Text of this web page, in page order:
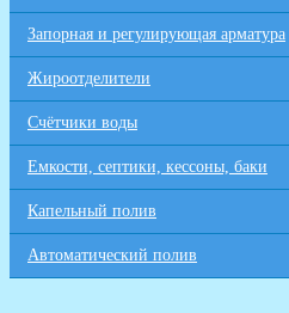
Запорная и регулирующая арматура
Жироотделители
Счётчики воды
Емкости, септики, кессоны, баки
Капельный полив
Автоматический полив